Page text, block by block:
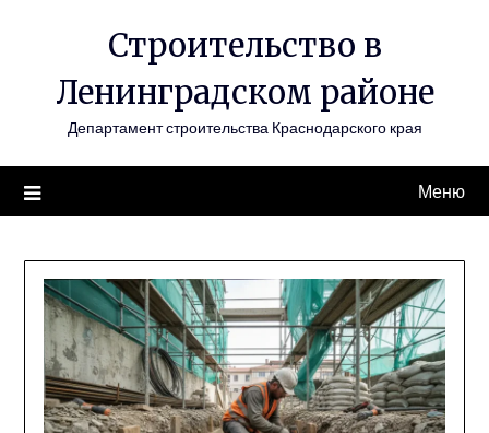
Строительство в
Ленинградском районе
Департамент строительства Краснодарского края
Меню